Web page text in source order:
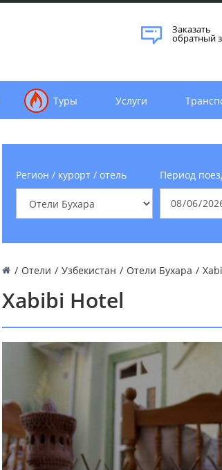
Заказать
обратный
Туры Услуги
Регион / курорт / отель Период
/ Отели / Узбекистан / Отели Бухара /
Xabibi Hotel